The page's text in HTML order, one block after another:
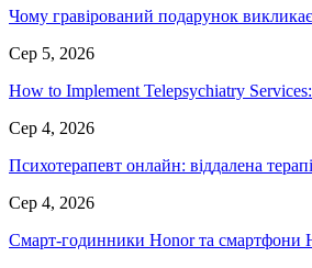
Чому гравірований подарунок
Сер 5, 2026
How to Implement Telepsychiatry
Сер 4, 2026
Психотерапевт онлайн: віддалена
Сер 4, 2026
Смарт-годинники Honor та смартфони